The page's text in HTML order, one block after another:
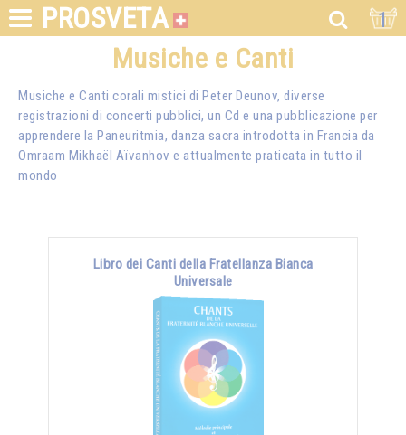
PROSVETA 1
Musiche e Canti
Musiche e Canti corali mistici di Peter Deunov, diverse
registrazioni di concerti pubblici, un Cd e una pubblicazione per
apprendere la Paneuritmia, danza sacra introdotta in Francia da
Omraam Mikhaël Aïvanhov e attualmente praticata in tutto il
mondo
Libro dei Canti della Fratellanza Bianca
Universale